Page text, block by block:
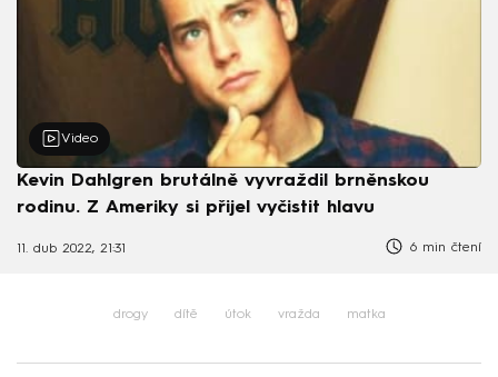
Video
Kevin Dahlgren brutálně vyvraždil brněnskou
rodinu. Z Ameriky si přijel vyčistit hlavu
11. dub 2022, 21:31 6 min čtení
drogy dítě útok vražda matka